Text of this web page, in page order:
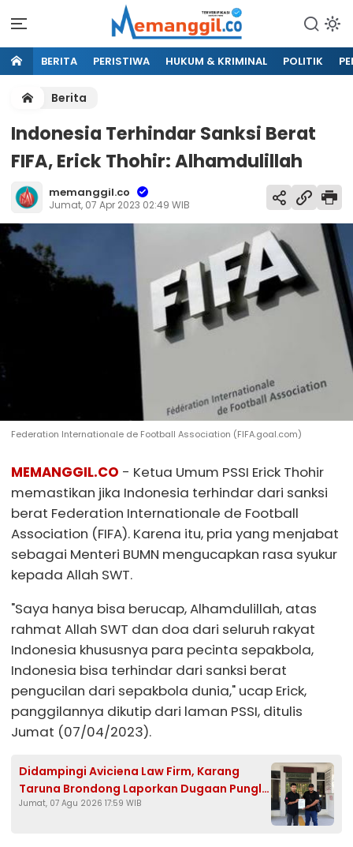
BERITA PERISTIWA HUKUM & KRIMINAL POLITIK
Berita
Indonesia Terhindar Sanksi Berat
FIFA, Erick Thohir: Alhamdulillah
memanggil.co
Jumat, 07 Apr 2023 02:49 WIB
Federation Internationale de Football Association (FIFA.goal.com)
MEMANGGIL.CO - Ketua Umum PSSI Erick Thohir
memastikan jika Indonesia terhindar dari sanksi
berat Federation Internationale de Football
Association (FIFA). Karena itu, pria yang menjabat
sebagai Menteri BUMN mengucapkan rasa syukur
kepada Allah SWT.
"Saya hanya bisa berucap, Alhamdulillah, atas
rahmat Allah SWT dan doa dari seluruh rakyat
Indonesia khususnya para pecinta sepakbola,
Indonesia bisa terhindar dari sanksi berat
pengucilan dari sepakbola dunia," ucap Erick,
panggilannya dikutip dari laman PSSI, ditulis
Jumat (07/04/2023).
Didampingi Aviciena Law Firm, Karang
Taruna Brondong Laporkan Dugaan Pungli
Kades Brengkok ke Kejari Lamongan
Jumat, 07 Agu 2026 17:59 WIB